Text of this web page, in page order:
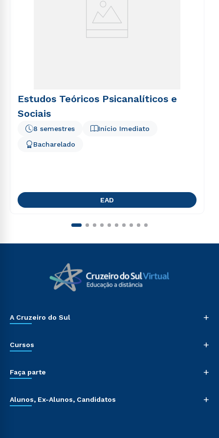
Estudos Teóricos Psicanalíticos e
Sociais
Início Imediato
8 semestres
Bacharelado
EAD
A Cruzeiro do Sul +
Cursos +
Faça parte +
Alunos, Ex-Alunos, Candidatos +